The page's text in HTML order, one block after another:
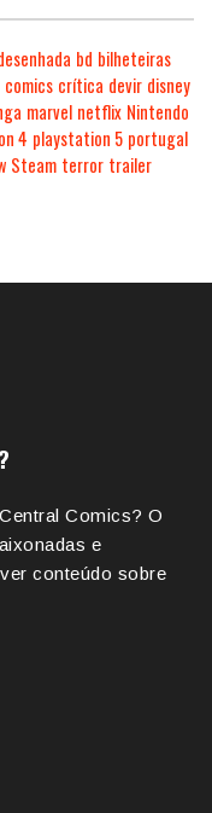
bd bilheteiras
comics crítica devir disney
marvel netflix Nintendo
4 playstation 5 portugal
Steam terror trailer
Comics? O
e
conteúdo sobre